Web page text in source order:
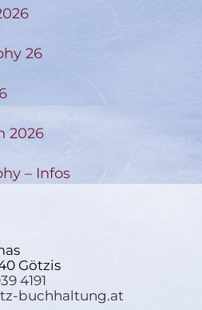
26
2026
– Infos
Götzis
4191
buchhaltung.at